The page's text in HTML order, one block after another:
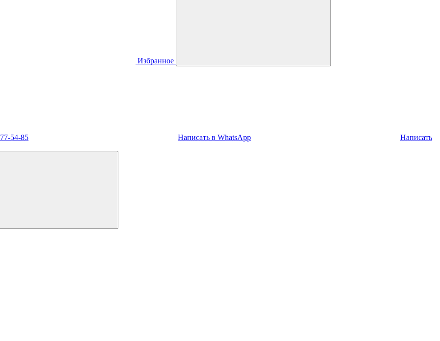
Избранное
54-85 Написать в WhatsApp Написать